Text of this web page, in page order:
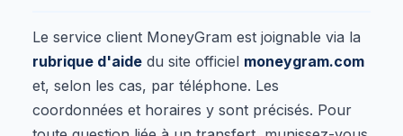
Le service client MoneyGram est joignable via la
rubrique d'aide du site officiel moneygram.com
et, selon les cas, par téléphone. Les
coordonnées et horaires y sont précisés. Pour